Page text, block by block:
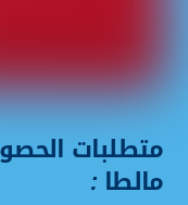
متطلبات
مالطا :